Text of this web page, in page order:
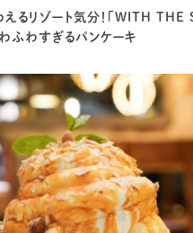
るリゾート気分！「WITH THE
ふわすぎるパンケーキ